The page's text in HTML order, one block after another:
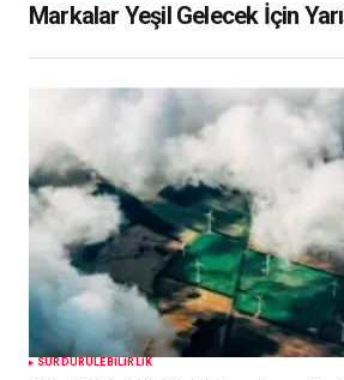
Markalar Yeşil Gelecek İçin
SÜRDÜRÜLEBILIRLIK